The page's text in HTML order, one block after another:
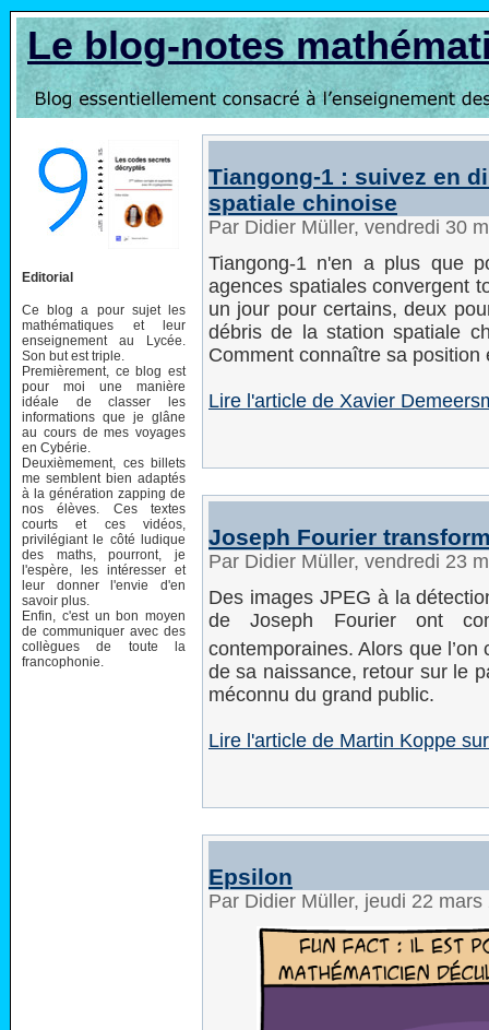
Le blog-notes
Editorial
Ce blog a pour sujet les
mathématiques et leur
enseignement au Lycée.
Son but est triple.
Premièrement, ce blog est
pour moi une manière
idéale de classer les
informations que je glâne
au cours de mes voyages
en Cybérie.
Deuxièmement, ces billets
me semblent bien adaptés
à la génération zapping de
nos élèves. Ces textes
courts et ces vidéos,
privilégiant le côté ludique
des maths, pourront, je
l'espère, les intéresser et
leur donner l'envie d'en
savoir plus.
Enfin, c'est un bon moyen
de communiquer avec des
collègues de toute la
francophonie.
Tiangong-1 : suivez en
spatiale chinoise
Par Didier Müller, vendredi 30
Tiangong-1 n'en a plus que
agences spatiales convergent
un jour pour certains, deux
débris de la station spatiale
Comment connaître sa position
Lire l'article de Xavier
Joseph Fourier
Par Didier Müller, vendredi 23
Des images JPEG à la
de Joseph Fourier ont
contemporaines. Alors que
de sa naissance, retour sur le
méconnu du grand public.
Lire l'article de Martin Koppe
Epsilon
Par Didier Müller, jeudi 22